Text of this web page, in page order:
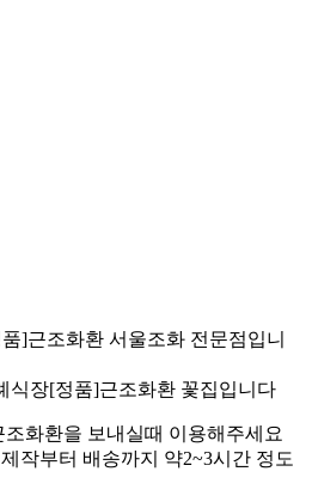
]근조화환 서울조화 전문점입니
식장[정품]근조화환 꽃집입니다
화환을 보내실때 이용해주세요
작부터 배송까지 약2~3시간 정도